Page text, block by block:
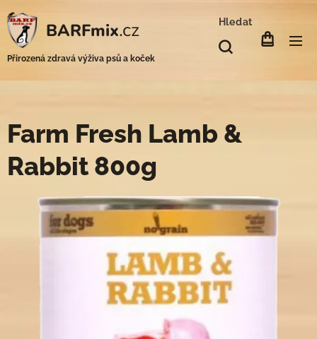
BARFmix.cz
Přirozená zdravá výživa psů a koček
Hledat
Farm Fresh Lamb &
Rabbit 800g